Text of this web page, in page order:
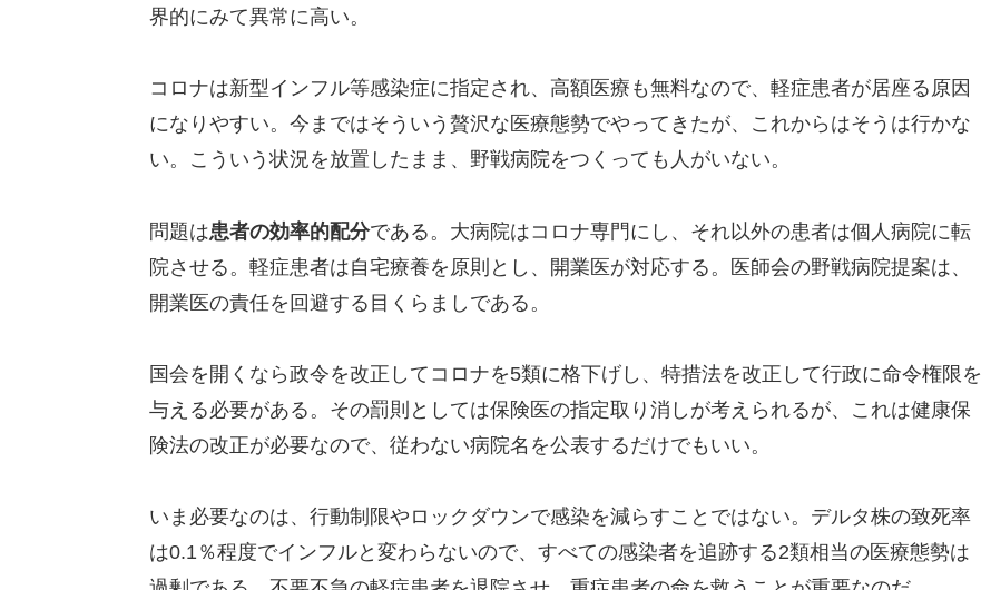
界的にみて異常に高い。
コロナは新型インフル等感染症に指定され、高額医療も無料なので、軽症患者が居座る原因
になりやすい。今まではそういう贅沢な医療態勢でやってきたが、これからはそうは行かな
い。こういう状況を放置したまま、野戦病院をつくっても人がいない。
問題は患者の効率的配分である。大病院はコロナ専門にし、それ以外の患者は個人病院に転
院させる。軽症患者は自宅療養を原則とし、開業医が対応する。医師会の野戦病院提案は、
開業医の責任を回避する目くらましである。
国会を開くなら政令を改正してコロナを5類に格下げし、特措法を改正して行政に命令権限を
与える必要がある。その罰則としては保険医の指定取り消しが考えられるが、これは健康保
険法の改正が必要なので、従わない病院名を公表するだけでもいい。
いま必要なのは、行動制限やロックダウンで感染を減らすことではない。デルタ株の致死率
は0.1％程度でインフルと変わらないので、すべての感染者を追跡する2類相当の医療態勢は